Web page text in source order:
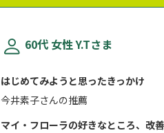
60代 女性 Y.Tさま
はじめてみようと思ったきっかけ
今井素子さんの推薦
マイ・フローラの好きなところ、改